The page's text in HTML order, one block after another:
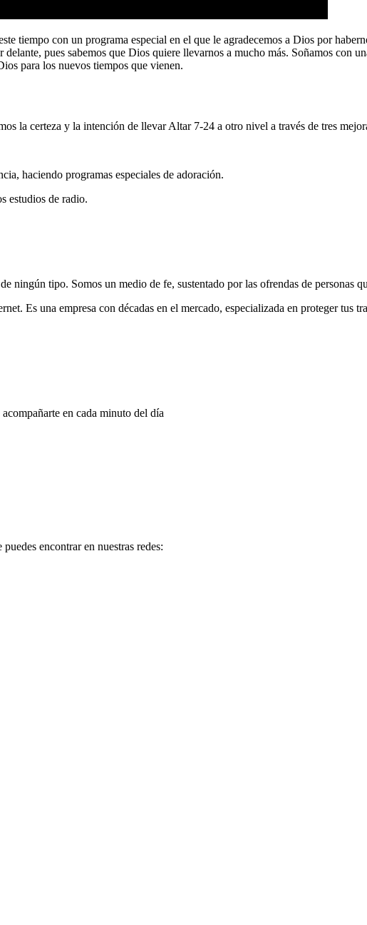
tiempo con un programa especial en el que le agradecemos a Dios por
pues sabemos que Dios quiere llevarnos a mucho más. Soñamos con
para los nuevos tiempos que vienen.
la certeza y la intención de llevar Altar 7-24 a otro nivel a través de tres
haciendo programas especiales de adoración.
estudios de radio.
ningún tipo. Somos un medio de fe, sustentado por las ofrendas de personas
Es una empresa con décadas en el mercado, especializada en proteger tus
en cada minuto del día
encontrar en nuestras redes: